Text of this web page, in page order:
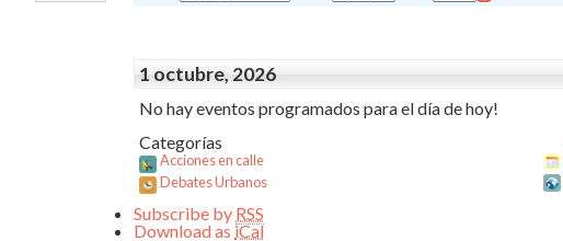
1 octubre, 2026
No hay eventos programados para el día de hoy!
Categorías
Acciones en calle
Debates Urbanos
Subscribe by RSS
Download as iCal